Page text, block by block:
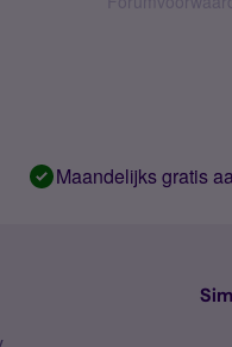
Maandelijks gratis